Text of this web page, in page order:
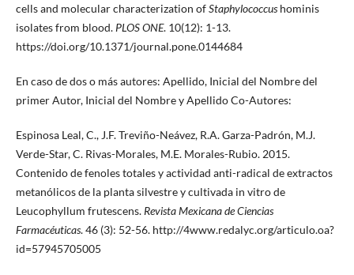
cells and molecular characterization ofStaphylococcushominis
isolates from blood. PLOS ONE. 10(12): 1-13.
https://doi.org/10.1371/journal.pone.0144684
En caso de dos o más autores: Apellido, Inicial del Nombre del
primer Autor, Inicial del Nombre y Apellido Co-Autores:
Espinosa Leal, C., J.F. Treviño-Neávez, R.A. Garza-Padrón, M.J.
Verde-Star, C. Rivas-Morales, M.E. Morales-Rubio. 2015.
Contenido de fenoles totales y actividad anti-radical de extractos
metanólicos de la planta silvestre y cultivada in vitro de
Leucophyllum frutescens. Revista Mexicana de Ciencias
Farmacéuticas. 46 (3): 52-56. http://4www.redalyc.org/articulo.oa?
id=57945705005